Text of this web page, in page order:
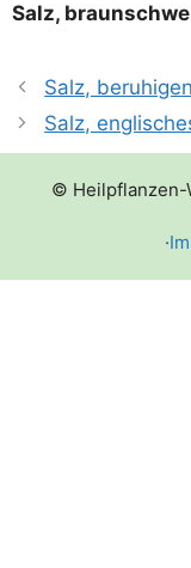
Salz,
Salz,
Salz,
© Heilpflanzen-
·